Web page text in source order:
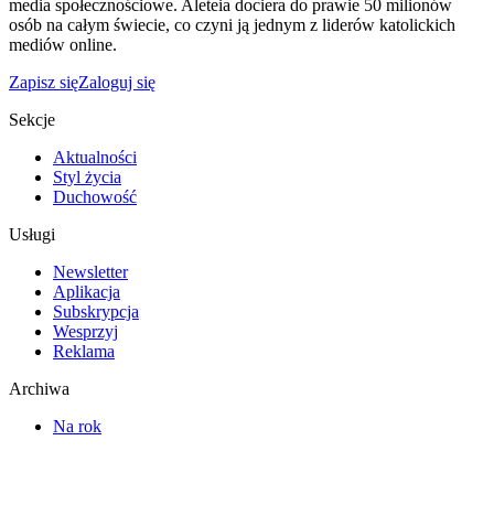
media społecznościowe. Aleteia dociera do prawie 50 milionów
osób na całym świecie, co czyni ją jednym z liderów katolickich
mediów online.
Zapisz sięZaloguj się
Sekcje
Aktualności
Styl życia
Duchowość
Usługi
Newsletter
Aplikacja
Subskrypcja
Wesprzyj
Reklama
Archiwa
Na rok